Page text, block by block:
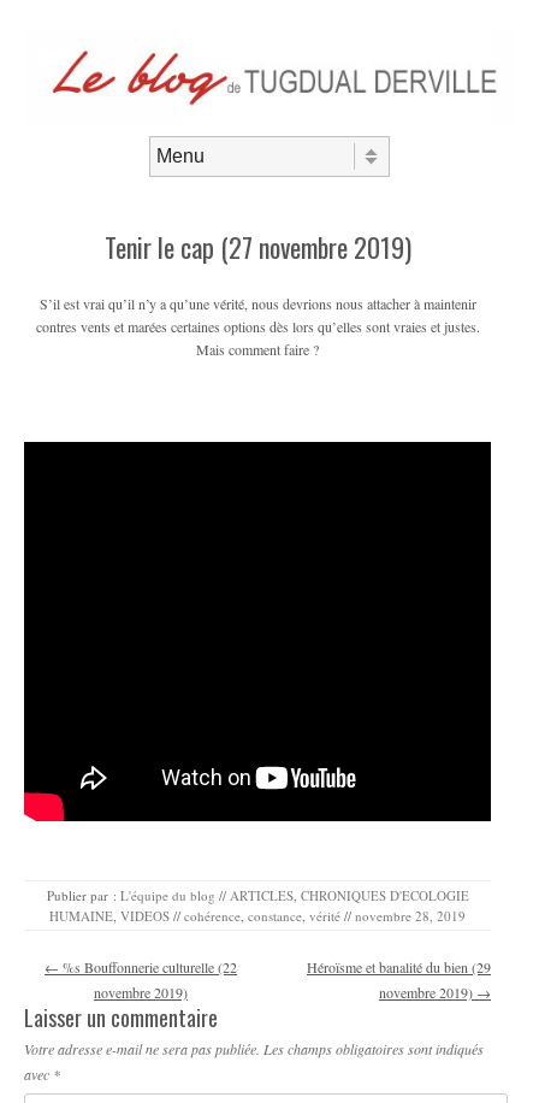
Tenir le cap (27 novembre 2019)
S’il est vrai qu’il n’y a qu’une vérité, nous devrions nous attacher à maintenir
contres vents et marées certaines options dès lors qu’elles sont vraies et justes.
Mais comment faire ?
Publier par : L'équipe du blog // ARTICLES, CHRONIQUES D'ECOLOGIE
HUMAINE VIDEOS // cohérence constance vérité // novembre 28, 2019
Navigation des articles
← %s Bouffonnerie culturelle (22
novembre 2019)
Héroïsme et banalité du bien (29
novembre 2019) →
Laisser un commentaire
Votre adresse e-mail ne sera pas publiée. Les champs obligatoires sont indiqués
avec *